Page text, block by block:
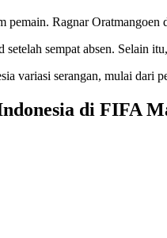
pemain. Ragnar
setelah sempat absen. Selain
variasi serangan, mulai dari
di FIFA